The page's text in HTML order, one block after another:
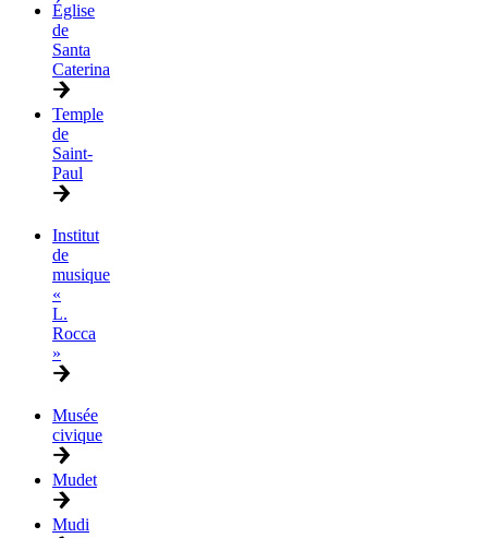
Église
de
Santa
Caterina
Temple
de
Saint-
Paul
Institut
de
musique
«
L.
Rocca
»
Musée
civique
Mudet
Mudi